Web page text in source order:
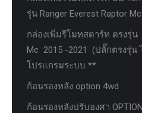
รุ่น Ranger Everest Raptor
กล่องเพิ่มรีโมทสตาร์ท ตรงรุ่น
Mc 2015 -2021 (ปลั๊กตรงรุ่น
โปรแกรมระบบ **
ก้อนรองหลัง option 4wd
ก้อนรองหลังปรับองศา